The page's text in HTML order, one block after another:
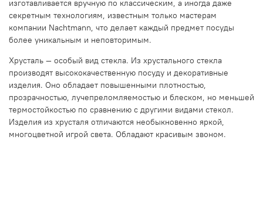
изготавливается вручную по классическим, а иногда даже
секретным технологиям, известным только мастерам
компании Nachtmann, что делает каждый предмет посуды
более уникальным и неповторимым.
Хрусталь — особый вид стекла. Из хрустального стекла
производят высококачественную посуду и декоративные
изделия. Оно обладает повышенными плотностью,
прозрачностью, лучепреломляемостью и блеском, но меньшей
термостойкостью по сравнению с другими видами стекол.
Изделия из хрусталя отличаются необыкновенно яркой,
многоцветной игрой света. Обладают красивым звоном.